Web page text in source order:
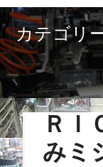
e
n
t
カテゴリ
Ｒ
みミ